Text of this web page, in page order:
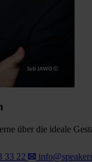
über die ideale
33 22